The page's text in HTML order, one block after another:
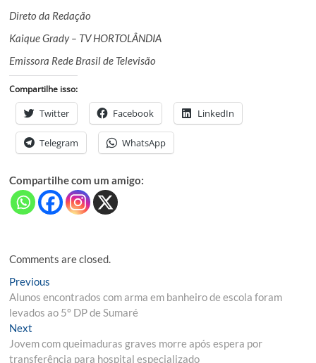
Direto da Redação
Kaique Grady – TV HORTOLÂNDIA
Emissora Rede Brasil de Televisão
Compartilhe isso:
Twitter Facebook LinkedIn
Telegram WhatsApp
Compartilhe com um amigo:
Comments are closed.
Navegação
de
Post
Previous
post:
Alunos encontrados com arma em banheiro de escola foram
levados ao 5º DP de Sumaré
Next
post:
Jovem com queimaduras graves morre após espera por
transferência para hospital especializado